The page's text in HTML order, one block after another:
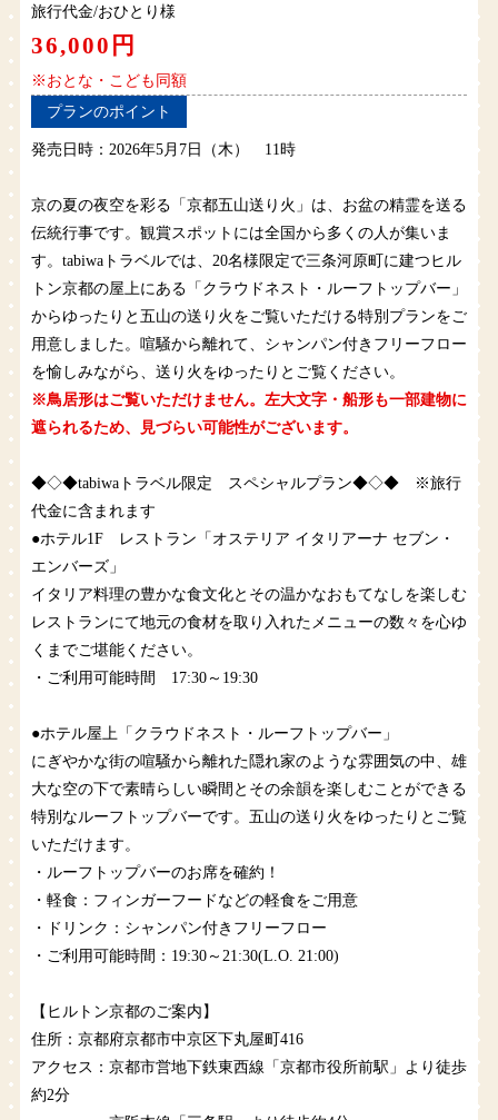
旅行代金/おひとり様
36,000円
※おとな・こども同額
プランのポイント
発売日時：2026年5月7日（木） 11時
京の夏の夜空を彩る「京都五山送り火」は、お盆の精霊を送る
伝統行事です。観賞スポットには全国から多くの人が集いま
す。tabiwaトラベルでは、20名様限定で三条河原町に建つヒル
トン京都の屋上にある「クラウドネスト・ルーフトップバー」
からゆったりと五山の送り火をご覧いただける特別プランをご
用意しました。喧騒から離れて、シャンパン付きフリーフロー
を愉しみながら、送り火をゆったりとご覧ください。
※鳥居形はご覧いただけません。左大文字・船形も一部建物に
遮られるため、見づらい可能性がございます。
◆◇◆tabiwaトラベル限定 スペシャルプラン◆◇◆ ※旅行
代金に含まれます
●ホテル1F レストラン「オステリア イタリアーナ セブン・
エンバーズ」
イタリア料理の豊かな食文化とその温かなおもてなしを楽しむ
レストランにて地元の食材を取り入れたメニューの数々を心ゆ
くまでご堪能ください。
・ご利用可能時間 17:30～19:30
●ホテル屋上「クラウドネスト・ルーフトップバー」
にぎやかな街の喧騒から離れた隠れ家のような雰囲気の中、雄
大な空の下で素晴らしい瞬間とその余韻を楽しむことができる
特別なルーフトップバーです。五山の送り火をゆったりとご覧
いただけます。
・ルーフトップバーのお席を確約！
・軽食：フィンガーフードなどの軽食をご用意
・ドリンク：シャンパン付きフリーフロー
・ご利用可能時間：19:30～21:30(L.O. 21:00)
【ヒルトン京都のご案内】
住所：京都府京都市中京区下丸屋町416
アクセス：京都市営地下鉄東西線「京都市役所前駅」より徒歩
約2分